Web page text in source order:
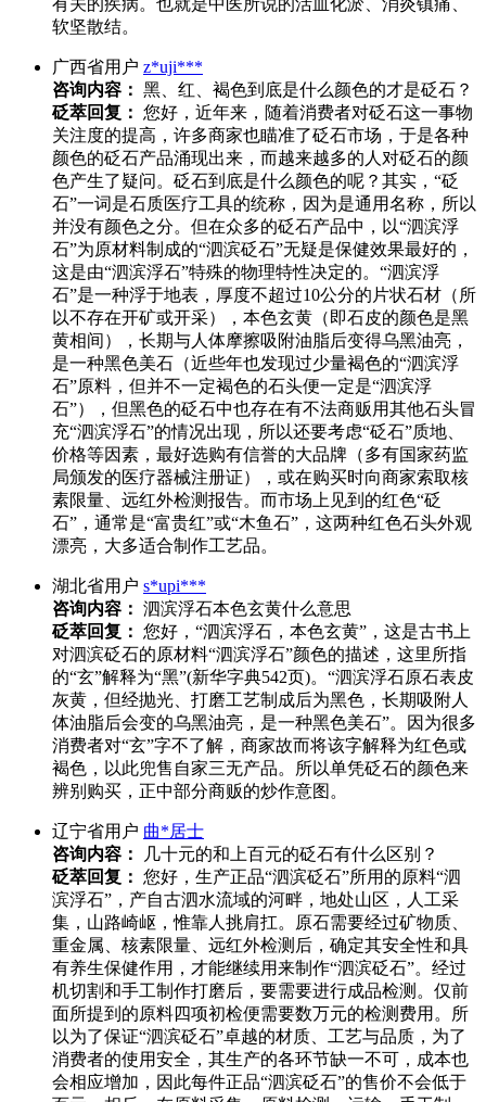
有关的疾病。也就是中医所说的活血化淤、消炎镇痛、
软坚散结。
广西省用户 z*uji***
咨询内容： 黑、红、褐色到底是什么颜色的才是砭石？
砭萃回复： 您好，近年来，随着消费者对砭石这一事物
关注度的提高，许多商家也瞄准了砭石市场，于是各种
颜色的砭石产品涌现出来，而越来越多的人对砭石的颜
色产生了疑问。砭石到底是什么颜色的呢？其实，“砭
石”一词是石质医疗工具的统称，因为是通用名称，所以
并没有颜色之分。但在众多的砭石产品中，以“泗滨浮
石”为原材料制成的“泗滨砭石”无疑是保健效果最好的，
这是由“泗滨浮石”特殊的物理特性决定的。“泗滨浮
石”是一种浮于地表，厚度不超过10公分的片状石材（所
以不存在开矿或开采），本色玄黄（即石皮的颜色是黑
黄相间），长期与人体摩擦吸附油脂后变得乌黑油亮，
是一种黑色美石（近些年也发现过少量褐色的“泗滨浮
石”原料，但并不一定褐色的石头便一定是“泗滨浮
石”），但黑色的砭石中也存在有不法商贩用其他石头冒
充“泗滨浮石”的情况出现，所以还要考虑“砭石”质地、
价格等因素，最好选购有信誉的大品牌（多有国家药监
局颁发的医疗器械注册证），或在购买时向商家索取核
素限量、远红外检测报告。而市场上见到的红色“砭
石”，通常是“富贵红”或“木鱼石”，这两种红色石头外观
漂亮，大多适合制作工艺品。
湖北省用户 s*upi***
咨询内容： 泗滨浮石本色玄黄什么意思
砭萃回复： 您好，“泗滨浮石，本色玄黄”，这是古书上
对泗滨砭石的原材料“泗滨浮石”颜色的描述，这里所指
的“玄”解释为“黑”(新华字典542页)。“泗滨浮石原石表皮
灰黄，但经抛光、打磨工艺制成后为黑色，长期吸附人
体油脂后会变的乌黑油亮，是一种黑色美石”。因为很多
消费者对“玄”字不了解，商家故而将该字解释为红色或
褐色，以此兜售自家三无产品。所以单凭砭石的颜色来
辨别购买，正中部分商贩的炒作意图。
辽宁省用户 曲*居士
咨询内容：
几十元的和上百元的砭石有什么区别？
砭萃回复： 您好，生产正品“泗滨砭石”所用的原料“泗
滨浮石”，产自古泗水流域的河畔，地处山区，人工采
集，山路崎岖，惟靠人挑肩扛。原石需要经过矿物质、
重金属、核素限量、远红外检测后，确定其安全性和具
有养生保健作用，才能继续用来制作“泗滨砭石”。经过
机切割和手工制作打磨后，要需要进行成品检测。仅前
面所提到的原料四项初检便需要数万元的检测费用。所
以为了保证“泗滨砭石”卓越的材质、工艺与品质，为了
消费者的使用安全，其生产的各环节缺一不可，成本也
会相应增加，因此每件正品“泗滨砭石”的售价不会低于